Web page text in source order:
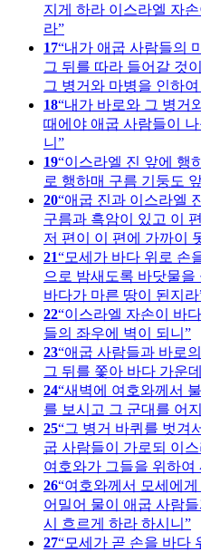
지게 하라 이스라엘 자
라
17 내가 애굽 사람들의
그 뒤를 따라 들어갈 것
그 병거와 마병을 인하
18 내가 바로와 그 병거
때에야 애굽 사람들이
니
19 이스라엘 진 앞에 행
로 행하매 구름 기둥도
20 애굽 진과 이스라엘
구름과 흑암이 있고 이
저 편이 이 편에 가까이
21
모세가 바다 위로 손
으로 밤새도록 바닷물
바다가 마른 땅이 된지라
22 이스라엘 자손이 바
들의 좌우에 벽이 되니
23 애굽 사람들과 바로
그 뒤를 쫓아 바다 가운
24 새벽에 여호와께서
를 보시고 그 군대를 어
25 그 병거 바퀴를 벗겨
굽 사람들이 가로되 이
여호와가 그들을 위하
26 여호와께서 모세에
어밀어 물이 애굽 사람
시 흐르게 하라 하시니
27 모세가 곧 손을 바다